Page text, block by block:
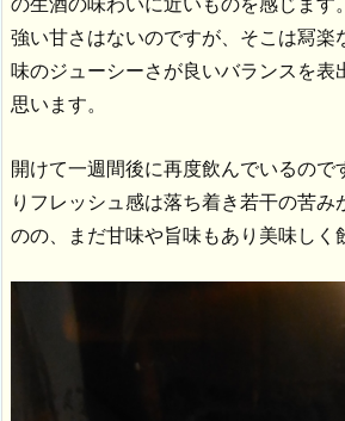
強い甘さはないのですが、そこは冩楽
味のジューシーさが良いバランスを表
思います。
開けて一週間後に再度飲んでいるので
りフレッシュ感は落ち着き若干の苦み
のの、まだ甘味や旨味もあり美味しく